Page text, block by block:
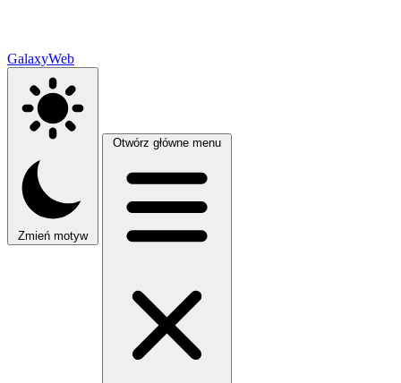
GalaxyWeb
Zmień motyw
Otwórz główne menu